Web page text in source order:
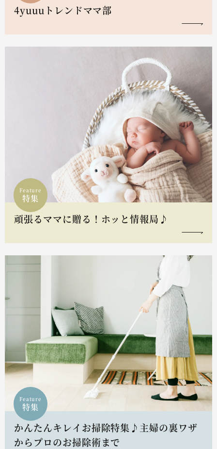
4yuuuトレンドママ部
Feature
特集
頑張るママに贈る！ホッと情報局♪
Feature
特集
かんたんキレイお掃除特集♪主婦の裏ワザ
からプロのお掃除術まで